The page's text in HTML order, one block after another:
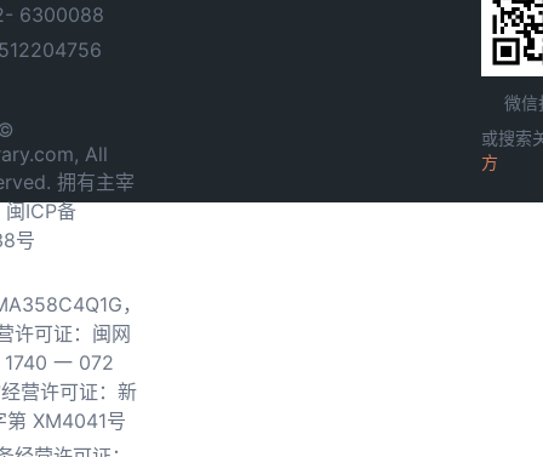
6300088
All
拥有主宰
闽ICP备
号
，
许可证：闽网
一 072
营许可证：新
第 XM4041号
微信
或搜索
方